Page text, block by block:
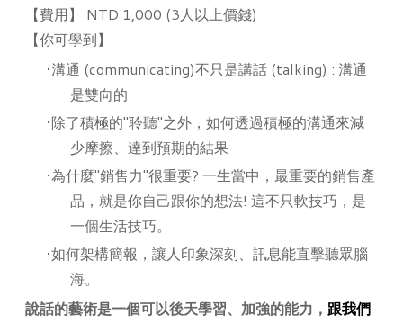
【費用】 NTD 1,000 (3人以上價錢)
【你可學到】
溝通 (communicating)不只是講話 (talking) : 溝通
是雙向的
除了積極的"聆聽"之外，如何透過積極的溝通來減
少摩擦、達到預期的結果
為什麼"銷售力"很重要? 一生當中，最重要的銷售產
品，就是你自己跟你的想法! 這不只軟技巧，是
一個生活技巧。
如何架構簡報，讓人印象深刻、訊息能直擊聽眾腦
海。
說話的藝術是一個可以後天學習、加強的能力， 跟我們